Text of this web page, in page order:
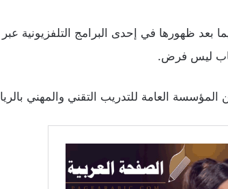
ليس فرض.
العامة للتدريب التقني والمهني